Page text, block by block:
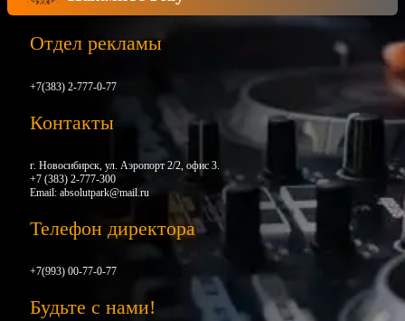
Отдел рекламы
+7(383) 2-777-0-77
Контакты
г. Новосибирск, ул. Аэропорт 2/2, офис 3.
+7 (383) 2-777-300
Email: absolutpark@mail.ru
Телефон директора
+7(993) 00-77-0-77
Будьте с нами!